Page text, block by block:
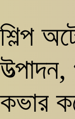
শিল্প
কভার